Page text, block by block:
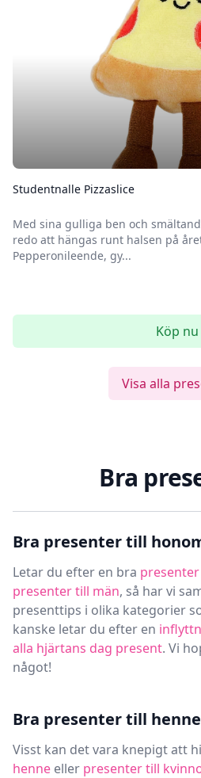
Studentnalle Pizzaslice
Med sina gulliga ben och
redo att hängas runt halsen på
Pepperonileende, gy...
Köp nu
Visa alla
Bra
Bra presenter till
Letar du efter en bra
presenter till män, så har vi
presenttips i olika kategorier
kanske letar du efter en
alla hjärtans dag present. Vi
något!
Bra presenter till henne
Visst kan det vara knepigt att
henne eller presenter till